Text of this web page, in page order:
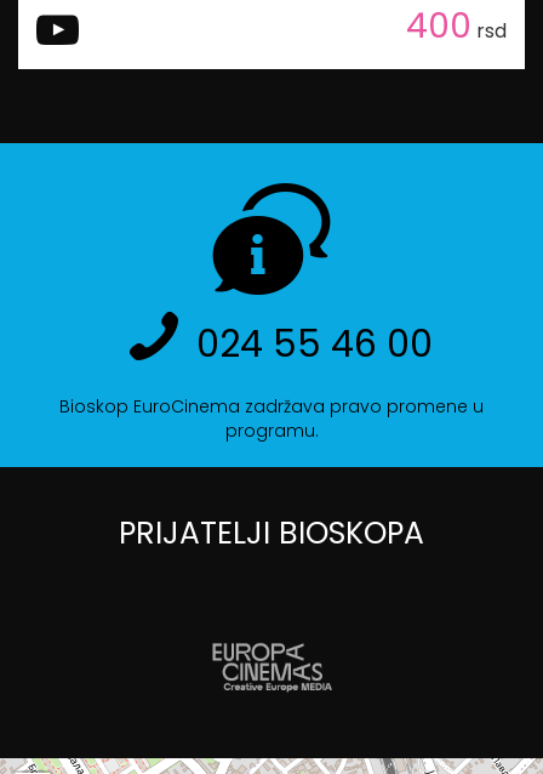
400 rsd
024 55 46 00
Bioskop EuroCinema zadržava pravo promene u
programu.
PRIJATELJI BIOSKOPA